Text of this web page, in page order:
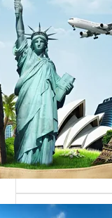
السياحة
متميزة
الوافدين
بمصر تقدم
للسائحين
حيث تعتبر…